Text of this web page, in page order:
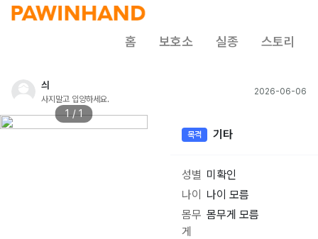
홈 보호소 실종 스토리
싀
사지말고 입양하세요.
2026-06-06
1 / 1
목격 기타
성별 미확인
나이
나이 모름
몸무
게
몸무게 모름